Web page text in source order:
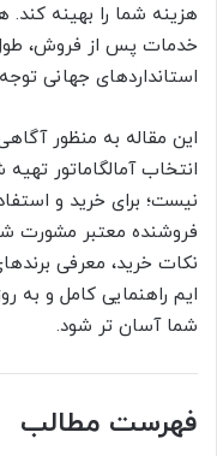
هزینه شما را بهینه کند.
خدمات پس از فروش،
استانداردهای جهانی
این مقاله به منظور
انتخاب آمالگاماتور
نیست؛ برای خرید و
فروشنده معتبر مشورت
نکات خرید، معرفی
ایم راهنمایی کامل و به
شما آسان تر شود.
فهرست مطالب